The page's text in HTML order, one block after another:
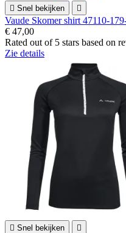
 Snel bekijken 
Vaude Skomer shirt 47110-
€ 47,00
Rated out of 5 stars based on
Zie details
 Snel bekijken 